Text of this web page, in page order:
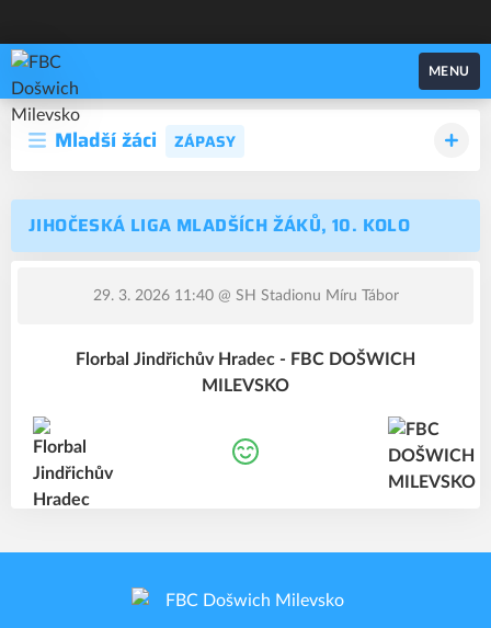
FBC Došwich Milevsko
MENU
Mladší žáci ZÁPASY
JIHOČESKÁ LIGA MLADŠÍCH ŽÁKŮ, 10. KOLO
29. 3. 2026 11:40@ SH Stadionu Míru Tábor
Florbal Jindřichův Hradec - FBC DOŠWICH
MILEVSKO